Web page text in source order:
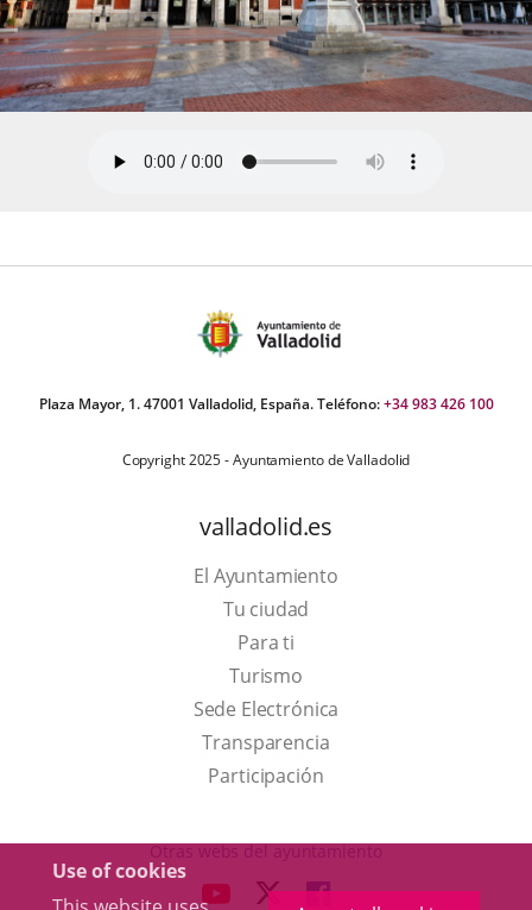
Use of cookies
Plaza Mayor, 1. 47001 Valladolid, España. Teléfono:+34 983 426 100
Copyright 2025 - Ayuntamiento de Valladolid
valladolid.es
El Ayuntamiento
Tu ciudad
Para ti
TurismoThis
link
will
open
a
Sede Electrónica
Transparencia
Participación
Otras webs del ayuntamiento
LINK LINKLINK